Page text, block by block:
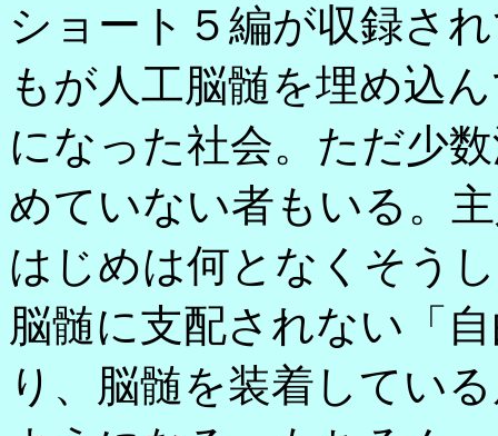
ショート５編が収録さ
もが人工脳髄を埋め込
になった社会。ただ少
めていない者もいる。
はじめは何となくそう
脳髄に支配されない「
り、脳髄を装着してい